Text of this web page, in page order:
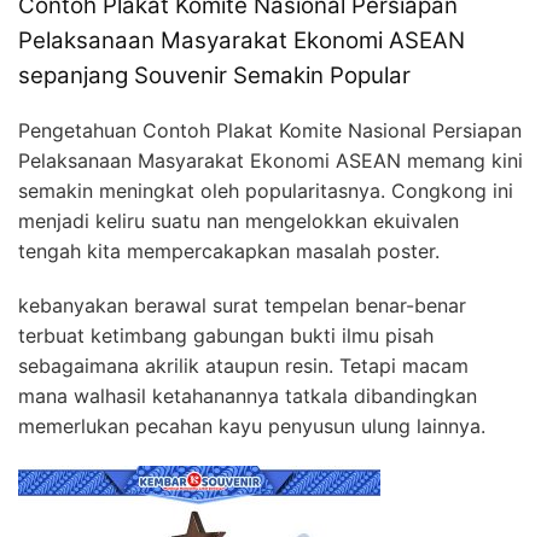
Contoh Plakat Komite Nasional Persiapan
Pelaksanaan Masyarakat Ekonomi ASEAN
sepanjang Souvenir Semakin Popular
Pengetahuan Contoh Plakat Komite Nasional Persiapan
Pelaksanaan Masyarakat Ekonomi ASEAN memang kini
semakin meningkat oleh popularitasnya. Congkong ini
menjadi keliru suatu nan mengelokkan ekuivalen
tengah kita mempercakapkan masalah poster.
kebanyakan berawal surat tempelan benar-benar
terbuat ketimbang gabungan bukti ilmu pisah
sebagaimana akrilik ataupun resin. Tetapi macam
mana walhasil ketahanannya tatkala dibandingkan
memerlukan pecahan kayu penyusun ulung lainnya.